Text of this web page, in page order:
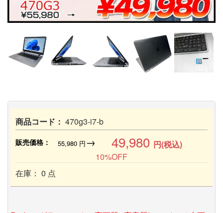
商品コード： 470g3-i7-b
販売価格： 55,980円→ 49,980 円(税込)
10%OFF
在庫： 0 点